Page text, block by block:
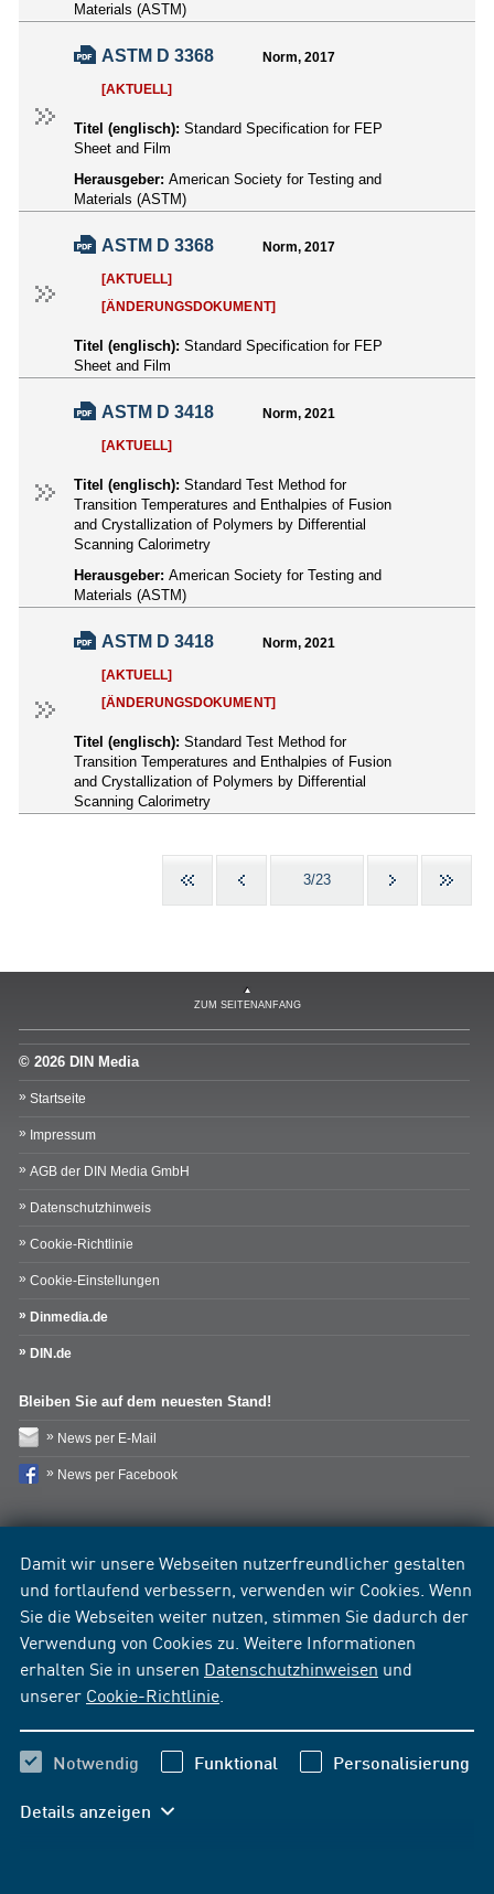
Damit wir unsere Webseiten nutzerfreundlicher gestalten
und fortlaufend verbessern, verwenden wir Cookies. Wenn
Sie die Webseiten weiter nutzen, stimmen Sie dadurch der
Verwendung von Cookies zu. Weitere Informationen
erhalten Sie in unseren Datenschutzhinweisen und
unserer Cookie-Richtlinie
Notwendig Funktional Personalisierung
Details anzeigen
Materials (ASTM)
ASTM D 3368 Norm, 2017
[AKTUELL]
Titel (englisch): Standard Specification for FEP
Sheet and Film
Herausgeber: American Society for Testing and
Materials (ASTM)
ASTM D 3368 Norm, 2017
[AKTUELL]
[ÄNDERUNGSDOKUMENT]
Titel (englisch): Standard Specification for FEP
Sheet and Film
ASTM D 3418 Norm, 2021
[AKTUELL]
Titel (englisch): Standard Test Method for
Transition Temperatures and Enthalpies of Fusion
and Crystallization of Polymers by Differential
Scanning Calorimetry
Herausgeber: American Society for Testing and
Materials (ASTM)
ASTM D 3418 Norm, 2021
[AKTUELL]
[ÄNDERUNGSDOKUMENT]
Titel (englisch): Standard Test Method for
Transition Temperatures and Enthalpies of Fusion
and Crystallization of Polymers by Differential
Scanning Calorimetry
3/23
ZUM SEITENANFANG
© 2026 DIN Media
Startseite
Impressum
AGB der DIN Media GmbH
Datenschutzhinweis
Cookie-Richtlinie
Cookie-Einstellungen
Dinmedia.de
DIN.de
Bleiben Sie auf dem neuesten Stand!
News per E-Mail
News per Facebook